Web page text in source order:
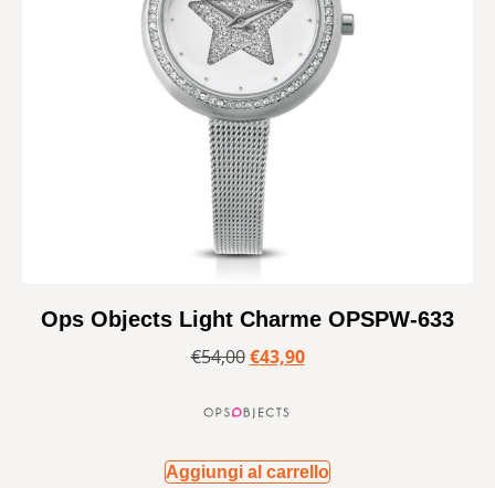
Ops Objects Light Charme OPSPW-633
€54,00 €43,90
Aggiungi al carrello